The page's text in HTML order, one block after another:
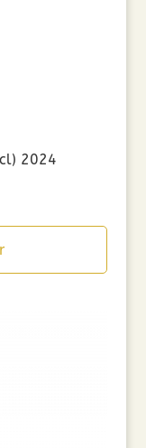
2024